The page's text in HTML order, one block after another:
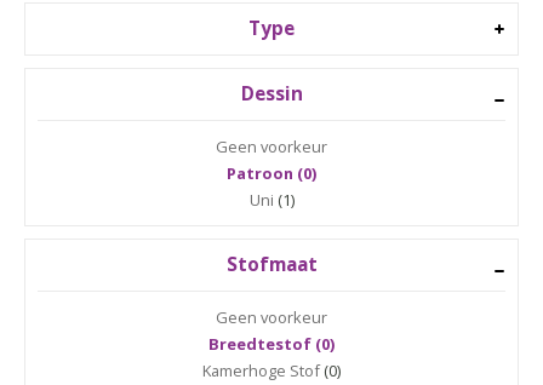
Type
Dessin
Geen voorkeur
Patroon (0)
Uni (1)
Stofmaat
Geen voorkeur
Breedtestof (0)
Kamerhoge Stof(0)